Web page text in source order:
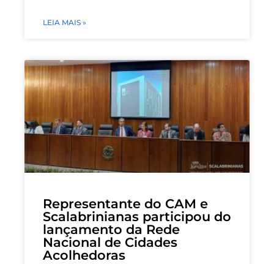
LEIA MAIS »
Representante do CAM e
Scalabrinianas participou do
lançamento da Rede
Nacional de Cidades
Acolhedoras